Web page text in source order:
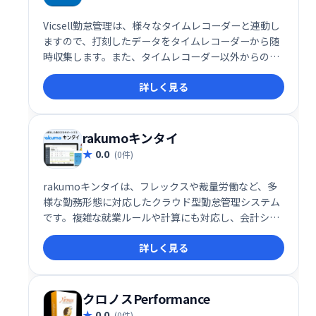
Vicsell勤怠管理は、様々なタイムレコーダーと連動し
ますので、打刻したデータをタイムレコーダーから随
時収集します。また、タイムレコーダー以外からの打
刻も可能です(Webブラウザ/携帯電話/スマートフォ
ン)。
詳しく見る
rakumoキンタイ
0.0 (0件)
rakumoキンタイは、フレックスや裁量労働など、多
様な勤務形態に対応したクラウド型勤怠管理システム
です。複雑な就業ルールや計算にも対応し、会計シス
テムとの連携も可能です。スマホ打刻にも対応し、正
確な勤務情報の把握と効率的な集計を実現します。働
き方改革法にも準拠しています。
詳しく見る
クロノスPerformance